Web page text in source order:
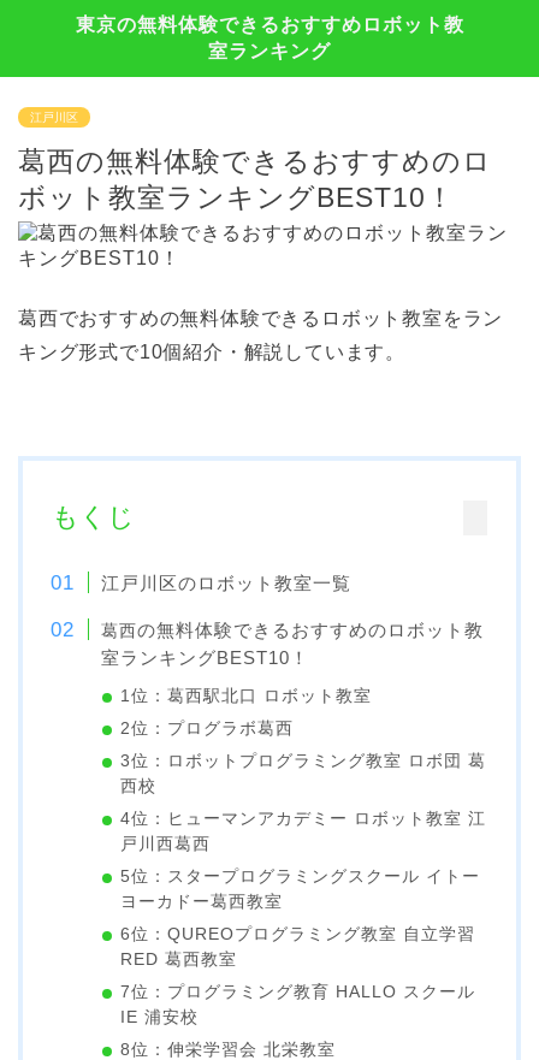
東京の無料体験できるおすすめロボット教
室ランキング
江戸川区
葛西の無料体験できるおすすめのロ
ボット教室ランキングBEST10！
葛西でおすすめの無料体験できるロボット教室をラン
キング形式で10個紹介・解説しています。
もくじ
江戸川区のロボット教室一覧
葛西の無料体験できるおすすめのロボット教
室ランキングBEST10！
1位：葛西駅北口 ロボット教室
2位：プログラボ葛西
3位：ロボットプログラミング教室 ロボ団 葛
西校
4位：ヒューマンアカデミー ロボット教室 江
戸川西葛西
5位：スタープログラミングスクール イトー
ヨーカドー葛西教室
6位：QUREOプログラミング教室 自立学習
RED 葛西教室
7位：プログラミング教育 HALLO スクール
IE 浦安校
8位：伸栄学習会 北栄教室